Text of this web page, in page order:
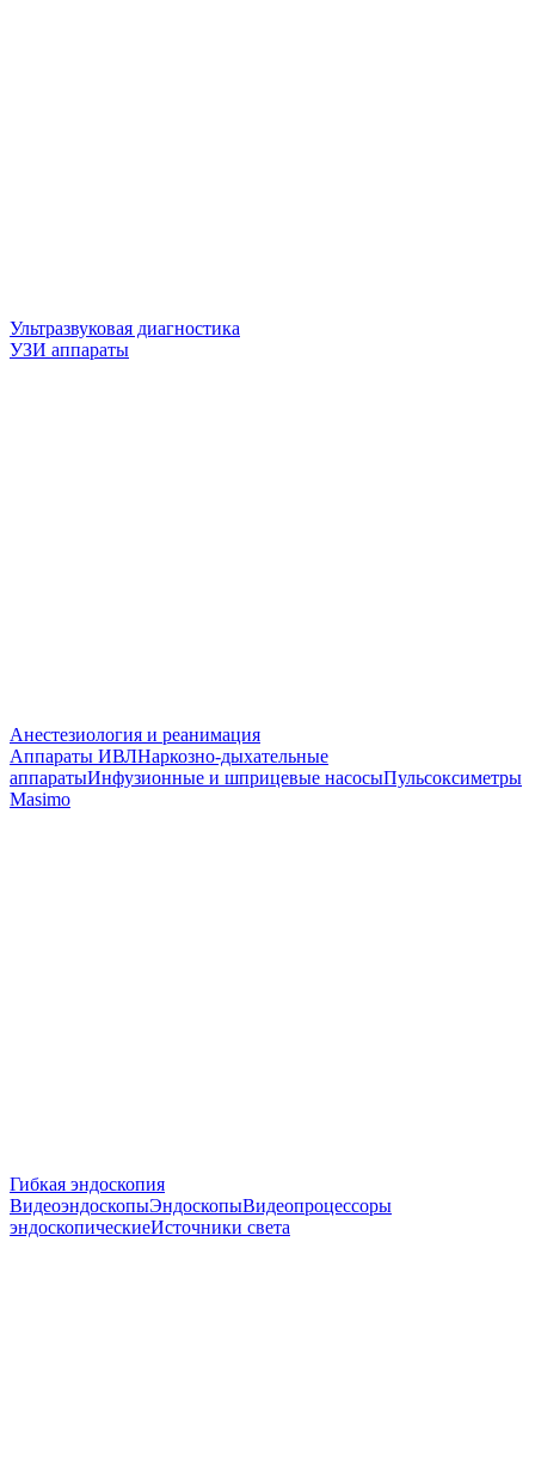
Ультразвуковая диагностика
УЗИ аппараты
Анестезиология и реанимация
Аппараты ИВЛНаркозно-дыхательные
аппаратыИнфузионные и шприцевые насосыПульсоксиметры
Masimo
Гибкая эндоскопия
ВидеоэндоскопыЭндоскопыВидеопроцессоры
эндоскопическиеИсточники света